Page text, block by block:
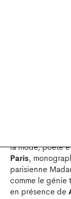
la mode, poète
Paris,
parisienne
comme le génie
en présence de